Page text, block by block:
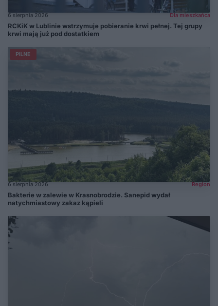
6 sierpnia 2026 Dla mieszkańca
RCKiK w Lublinie wstrzymuje pobieranie krwi pełnej. Tej grupy
krwi mają już pod dostatkiem
PILNE
6 sierpnia 2026 Region
Bakterie w zalewie w Krasnobrodzie. Sanepid wydał
natychmiastowy zakaz kąpieli